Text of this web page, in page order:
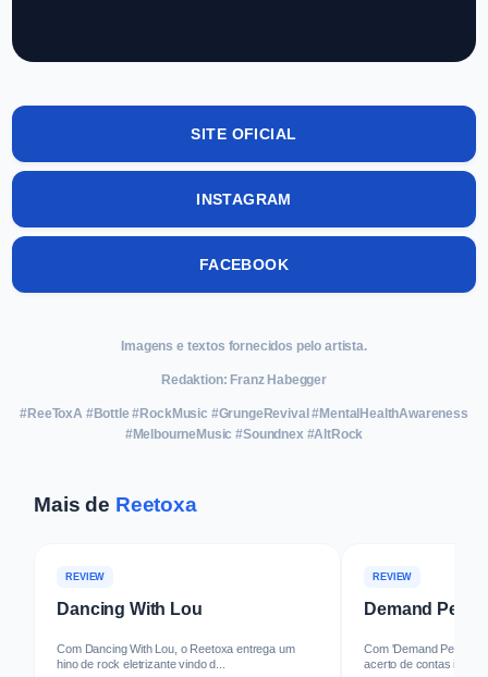
SITE OFICIAL
INSTAGRAM
FACEBOOK
Imagens e textos fornecidos pelo artista.
Redaktion: Franz Habegger
#ReeToxA #Bottle #RockMusic #GrungeRevival #MentalHealthAwareness
#MelbourneMusic #Soundnex #AltRock
Mais de Reetoxa
REVIEW
Dancing With Lou
Com Dancing With Lou, o Reetoxa entrega um
hino de rock eletrizante vindo d...
REVIEW
Demand
Com 'Demand
acerto de contas